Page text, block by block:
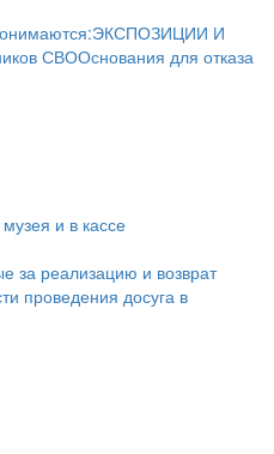
ЭКСПОЗИЦИИ И
СВООснования для отказа
и в кассе
за реализацию и возврат
проведения досуга в